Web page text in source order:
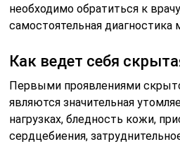
необходимо обратиться к
самостоятельная
Как ведет себя
Первыми проявлениями
являются значительная
нагрузках, бледность кожи,
сердцебиения,